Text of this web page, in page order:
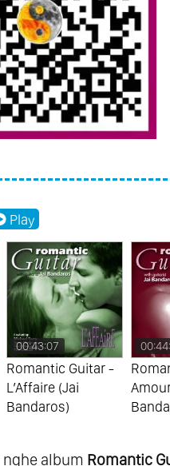
Play
00:43:07
Romantic Guitar -
L’Affaire (Jai
Bandaros)
album Romantic